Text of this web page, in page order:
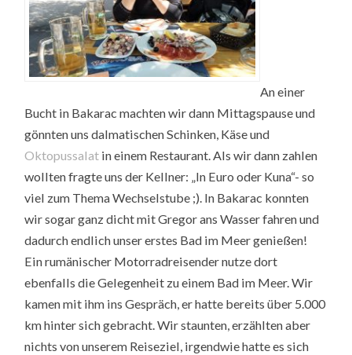
An einer
Bucht in Bakarac machten wir dann Mittagspause und
gönnten uns dalmatischen Schinken, Käse und
Oktopussalat in einem Restaurant. Als wir dann zahlen
wollten fragte uns der Kellner: „In Euro oder Kuna“- so
viel zum Thema Wechselstube ;). In Bakarac konnten
wir sogar ganz dicht mit Gregor ans Wasser fahren und
dadurch endlich unser erstes Bad im Meer genießen!
Ein rumänischer Motorradreisender nutze dort
ebenfalls die Gelegenheit zu einem Bad im Meer. Wir
kamen mit ihm ins Gespräch, er hatte bereits über 5.000
km hinter sich gebracht. Wir staunten, erzählten aber
nichts von unserem Reiseziel, irgendwie hatte es sich